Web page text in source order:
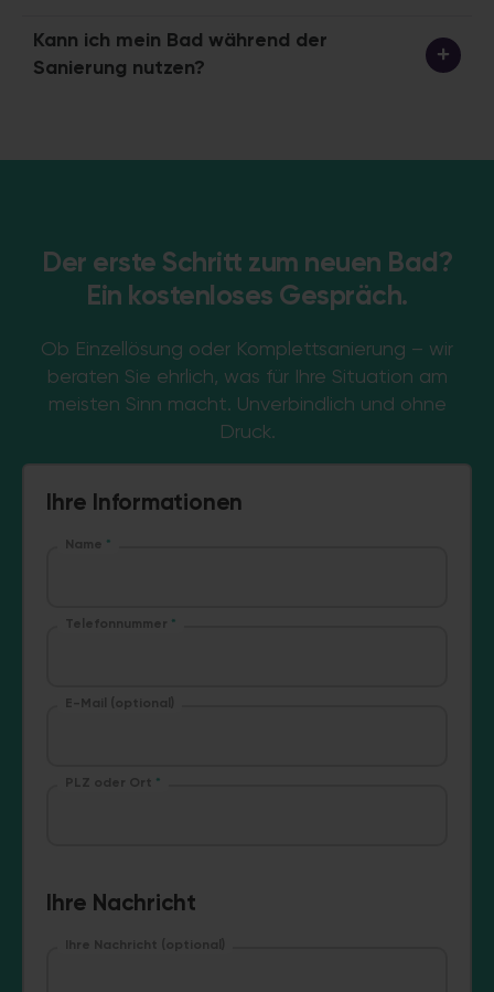
Kann ich mein Bad während der
Sanierung nutzen?
Der erste Schritt zum neuen Bad?
Ein kostenloses Gespräch.
Ob Einzellösung oder Komplettsanierung – wir
beraten Sie ehrlich, was für Ihre Situation am
meisten Sinn macht. Unverbindlich und ohne
Druck.
Ihre Informationen
Name *
Telefonnummer *
E-Mail (optional)
PLZ oder Ort *
Ihre Nachricht
Ihre Nachricht (optional)